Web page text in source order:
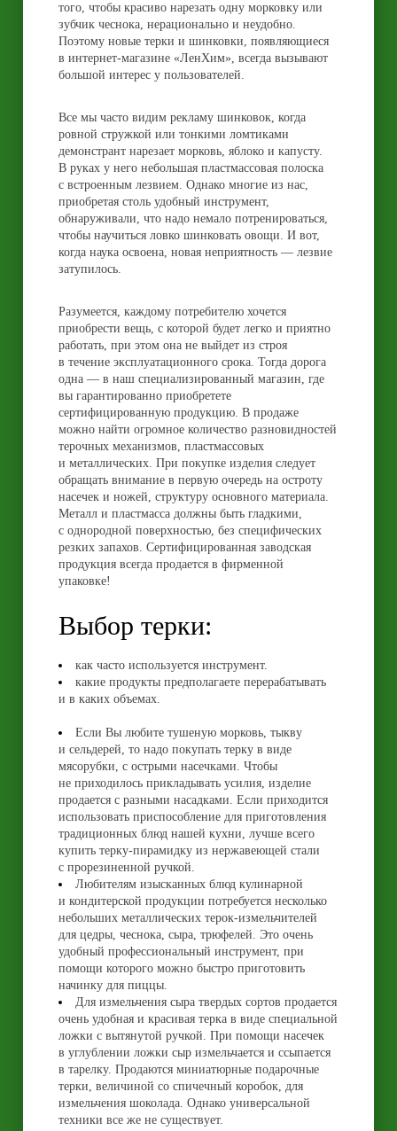
того, чтобы красиво нарезать одну морковку или
зубчик чеснока, нерационально и неудобно.
Поэтому новые терки и шинковки, появляющиеся
в интернет-магазине «ЛенХим», всегда вызывают
большой интерес у пользователей.
Все мы часто видим рекламу шинковок, когда
ровной стружкой или тонкими ломтиками
демонстрант нарезает морковь, яблоко и капусту.
В руках у него небольшая пластмассовая полоска
с встроенным лезвием. Однако многие из нас,
приобретая столь удобный инструмент,
обнаруживали, что надо немало потренироваться,
чтобы научиться ловко шинковать овощи. И вот,
когда наука освоена, новая неприятность — лезвие
затупилось.
Разумеется, каждому потребителю хочется
приобрести вещь, с которой будет легко и приятно
работать, при этом она не выйдет из строя
в течение эксплуатационного срока. Тогда дорога
одна — в наш специализированный магазин, где
вы гарантированно приобретете
сертифицированную продукцию. В продаже
можно найти огромное количество разновидностей
терочных механизмов, пластмассовых
и металлических. При покупке изделия следует
обращать внимание в первую очередь на остроту
насечек и ножей, структуру основного материала.
Металл и пластмасса должны быть гладкими,
с однородной поверхностью, без специфических
резких запахов. Сертифицированная заводская
продукция всегда продается в фирменной
упаковке!
Выбор терки:
как часто используется инструмент.
какие продукты предполагаете перерабатывать
и в каких объемах.
Если Вы любите тушеную морковь, тыкву
и сельдерей, то надо покупать терку в виде
мясорубки, с острыми насечками. Чтобы
не приходилось прикладывать усилия, изделие
продается с разными насадками. Если приходится
использовать приспособление для приготовления
традиционных блюд нашей кухни, лучше всего
купить терку-пирамидку из нержавеющей стали
с прорезиненной ручкой.
Любителям изысканных блюд кулинарной
и кондитерской продукции потребуется несколько
небольших металлических терок-измельчителей
для цедры, чеснока, сыра, трюфелей. Это очень
удобный профессиональный инструмент, при
помощи которого можно быстро приготовить
начинку для пиццы.
Для измельчения сыра твердых сортов продается
очень удобная и красивая терка в виде специальной
ложки с вытянутой ручкой. При помощи насечек
в углублении ложки сыр измельчается и ссыпается
в тарелку. Продаются миниатюрные подарочные
терки, величиной со спичечный коробок, для
измельчения шоколада. Однако универсальной
техники все же не существует.